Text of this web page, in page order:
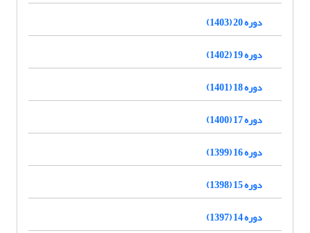
دوره 20 (1403)
دوره 19 (1402)
دوره 18 (1401)
دوره 17 (1400)
دوره 16 (1399)
دوره 15 (1398)
دوره 14 (1397)